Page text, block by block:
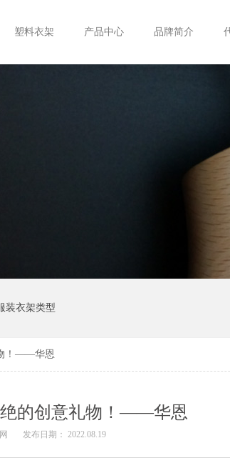
塑料衣架 产品中心 品牌简介
装衣架类型
！——华恩
绝的创意礼物！——华恩
发布日期： 2022.08.19